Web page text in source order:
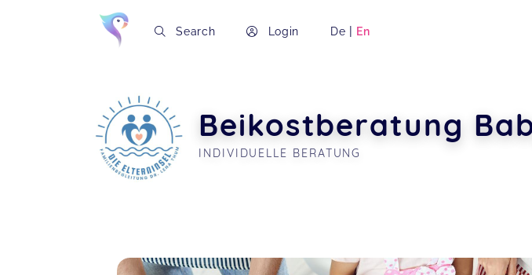
Search Login De | En
Beikostberatung
INDIVIDUELLE BERATUNG